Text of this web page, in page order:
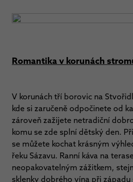
Romantika v korunách
V korunách tří borovic na
kde si zaručeně odpočinete od
zároveň zažijete netradiční
komu se zde splní dětský den.
se můžete kochat krásným
řeku Sázavu. Ranní káva na
neopakovatelným zážitkem,
sklenky dobrého vína při